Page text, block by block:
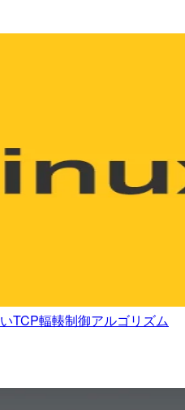
TCP輻輳制御アルゴリズム